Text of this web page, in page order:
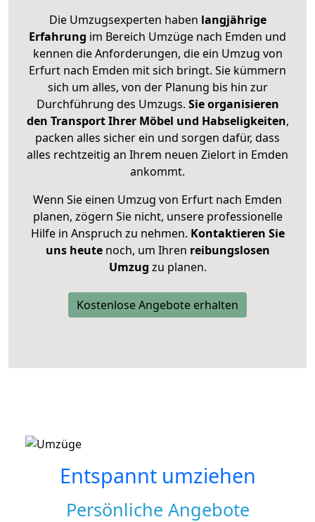
Die Umzugsexperten haben langjährige
Erfahrung im Bereich Umzüge nach Emden und
kennen die Anforderungen, die ein Umzug von
Erfurt nach Emden mit sich bringt. Sie kümmern
sich um alles, von der Planung bis hin zur
Durchführung des Umzugs. Sie organisieren
den Transport Ihrer Möbel und Habseligkeiten,
packen alles sicher ein und sorgen dafür, dass
alles rechtzeitig an Ihrem neuen Zielort in Emden
ankommt.
Wenn Sie einen Umzug von Erfurt nach Emden
planen, zögern Sie nicht, unsere professionelle
Hilfe in Anspruch zu nehmen. Kontaktieren Sie
uns heutenoch, um Ihren reibungslosen
Umzug zu planen.
Kostenlose Angebote erhalten
Entspannt umziehen
Persönliche Angebote